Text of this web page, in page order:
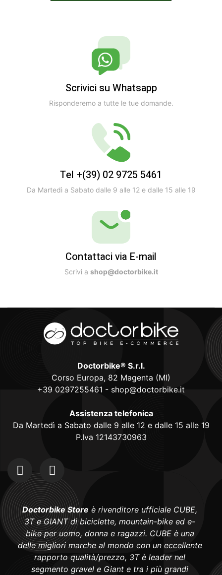
Scrivici su Whatsapp
Risponderemo a tutte le tue domande.
Tel +(39) 02 9725 5461
Da Martedì a Sabato dalle 9 alle 12 e dalle 15 alle 19
Contattaci via E-mail
Scrivi a shop@doctorbike.it
Doctorbike® S.r.l.
Corso Europa, 82 Magenta (MI)
+39 0297255461 - shop@doctorbike.it
Assistenza telefonica
Da Martedì a Sabato dalle 9 alle 12 e dalle 15 alle 19
P.Iva 12143730963
Doctorbike Store è rivenditore ufficiale CUBE,
3T e GIANT di biciclette, mountain-bike ed e-
bike per uomo, donna e ragazzi. CUBE è una
delle migliori marche al mondo con un eccellente
rapporto qualità/prezzo, 3T è leader nel
segmento gravel e Giant e tra i più grandi